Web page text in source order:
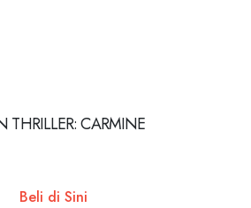
THRILLER: CARMINE
Beli di Sini